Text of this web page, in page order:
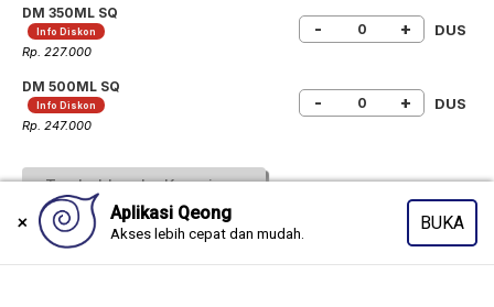
DM 350ML SQ
Info Diskon
Rp. 227.000
- + DUS
DM 500ML SQ
Info Diskon
Rp. 247.000
- + DUS
Tambahkan ke Keranjang